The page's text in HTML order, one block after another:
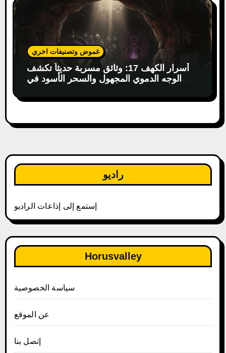
غموض وتصنيفات اخري
أسرار الكهف 17: وثائق مسربة حديثاً تكشف
الوجه الدموي المجهول والسحر الأسود في
راديو
إستمع إلى إذاعات الراديو
Horusvalley
سياسة الخصوصية
عن الموقع
إتصل بنا